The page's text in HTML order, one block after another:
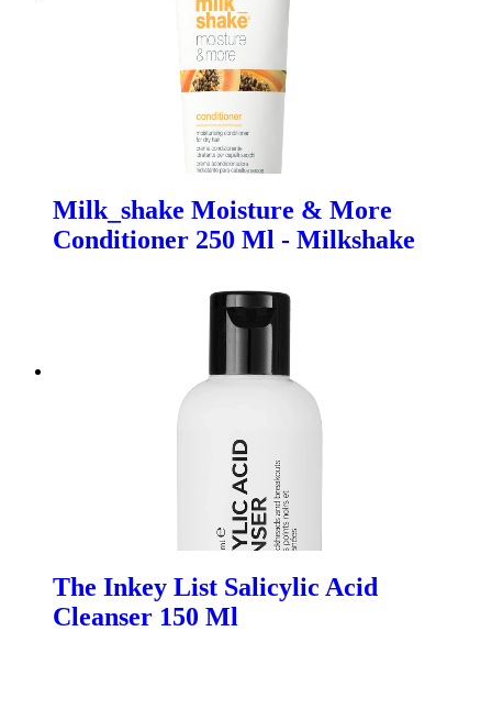
Milk_shake Moisture & More
Conditioner 250 Ml - Milkshake
The Inkey List Salicylic Acid
Cleanser 150 Ml